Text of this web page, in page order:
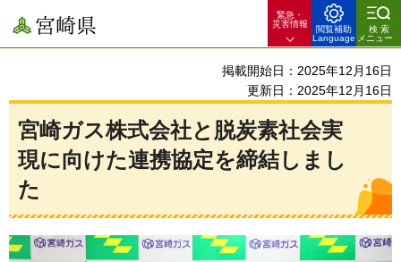
宮崎県
緊急・
災害情報
閲覧補助
Language
検索
メニュー
掲載開始日：2025年12月16日
更新日：2025年12月16日
宮崎ガス株式会社と脱炭素社会実
現に向けた連携協定を締結しまし
た